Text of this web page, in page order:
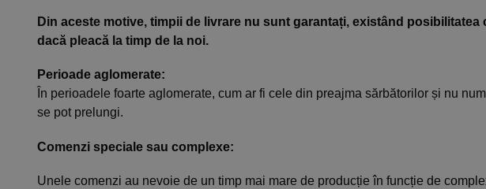
Din aceste motive, timpii de livrare nu sunt garantați, existând
dacă pleacă la timp de la noi.
Perioade aglomerate:
În perioadele foarte aglomerate, cum ar fi cele din preajma sărbătorilor și nu
se pot prelungi.
Comenzi speciale sau complexe:
Unele comenzi au nevoie de un timp mai mare de producție în funcție de